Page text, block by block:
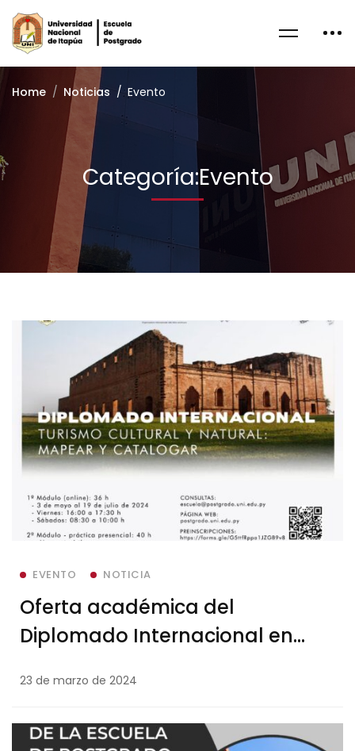
Home Noticias Evento
Categoría:Evento
EVENTO NOTICIA
Oferta académica del
Diplomado Internacional en
Mapear y Catalogar
23 de marzo de 2024